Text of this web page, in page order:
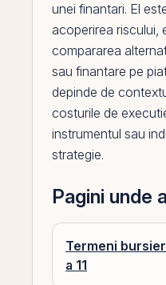
unei finantari. El
acoperirea riscului,
compararea
sau finantare pe
depinde de
costurile de
instrumentul sau
strategie.
Pagini unde
Termeni
a 11